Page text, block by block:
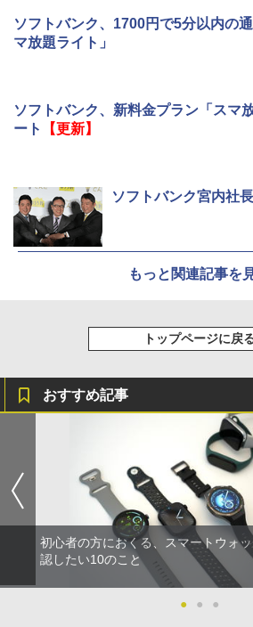
ソフトバンク、1700円で5分以内の
マ放題ライト」
ソフトバンク、新料金プラン「スマ
ート
【更新】
ソフトバンク宮内社
もっと関連記事を
トップページに戻
おすすめ記事
初心者の方におくる、スマートウォ
認したい10のこと
● ● ●